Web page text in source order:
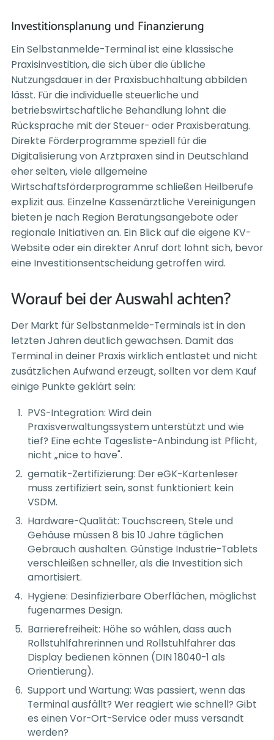
Investitionsplanung und Finanzierung
Ein Selbstanmelde-Terminal ist eine klassische
Praxisinvestition, die sich über die übliche
Nutzungsdauer in der Praxisbuchhaltung abbilden
lässt. Für die individuelle steuerliche und
betriebswirtschaftliche Behandlung lohnt die
Rücksprache mit der Steuer- oder Praxisberatung.
Direkte Förderprogramme speziell für die
Digitalisierung von Arztpraxen sind in Deutschland
eher selten, viele allgemeine
Wirtschaftsförderprogramme schließen Heilberufe
explizit aus. Einzelne Kassenärztliche Vereinigungen
bieten je nach Region Beratungsangebote oder
regionale Initiativen an. Ein Blick auf die eigene KV-
Website oder ein direkter Anruf dort lohnt sich, bevor
eine Investitionsentscheidung getroffen wird.
Worauf bei der Auswahl achten?
Der Markt für Selbstanmelde-Terminals ist in den
letzten Jahren deutlich gewachsen. Damit das
Terminal in deiner Praxis wirklich entlastet und nicht
zusätzlichen Aufwand erzeugt, sollten vor dem Kauf
einige Punkte geklärt sein:
PVS-Integration: Wird dein
Praxisverwaltungssystem unterstützt und wie
tief? Eine echte Tagesliste-Anbindung ist Pflicht,
nicht „nice to have".
gematik-Zertifizierung: Der eGK-Kartenleser
muss zertifiziert sein, sonst funktioniert kein
VSDM.
Hardware-Qualität: Touchscreen, Stele und
Gehäuse müssen 8 bis 10 Jahre täglichen
Gebrauch aushalten. Günstige Industrie-Tablets
verschleißen schneller, als die Investition sich
amortisiert.
Hygiene: Desinfizierbare Oberflächen, möglichst
fugenarmes Design.
Barrierefreiheit: Höhe so wählen, dass auch
Rollstuhlfahrerinnen und Rollstuhlfahrer das
Display bedienen können (DIN 18040-1 als
Orientierung).
Support und Wartung: Was passiert, wenn das
Terminal ausfällt? Wer reagiert wie schnell? Gibt
es einen Vor-Ort-Service oder muss versandt
werden?